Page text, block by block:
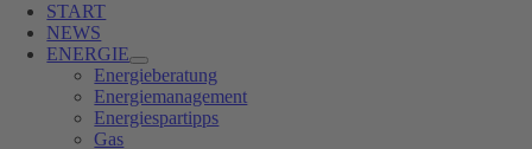
START
NEWS
ENERGIE
Energieberatung
Energiemanagement
Energiespartipps
Gas